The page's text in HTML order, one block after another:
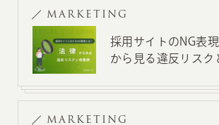
MARKETING
採用サイトのNG表
から見る違反リスク
MARKETING